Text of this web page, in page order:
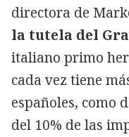
directora de
la tutela del
italiano primo
cada vez tiene
españoles, como
del 10% de las